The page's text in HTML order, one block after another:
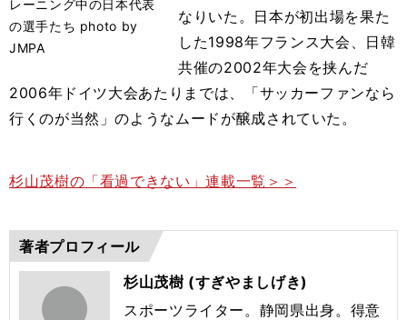
レーニング中の日本代表
の選手たち photo by
JMPA
なりいた。日本が初出場を果た
した1998年フランス大会、日韓
共催の2002年大会を挟んだ
2006年ドイツ大会あたりまでは、「サッカーファンなら
行くのが当然」のようなムードが醸成されていた。
杉山茂樹の「看過できない」連載一覧＞＞
著者プロフィール
杉山茂樹 (すぎやましげき)
スポーツライター。静岡県出身。得意